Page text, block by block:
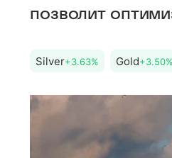
позволит
Silver+3.63% Gold+3.50%